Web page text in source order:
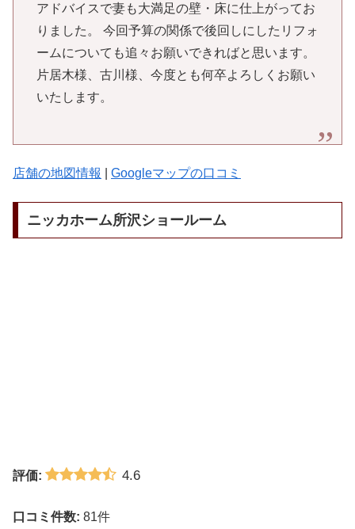
アドバイスで妻も大満足の壁・床に仕上がってお
りました。 今回予算の関係で後回しにしたリフォ
ームについても追々お願いできればと思います。
片居木様、古川様、今度とも何卒よろしくお願い
いたします。
店舗の地図情報 Googleマップの口コミ
ニッカホーム所沢ショールーム
評価: 4.6
口コミ件数: 81件